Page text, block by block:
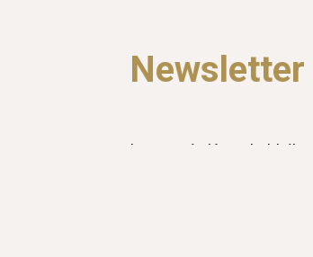
Newsletter
Lass uns in Kontakt